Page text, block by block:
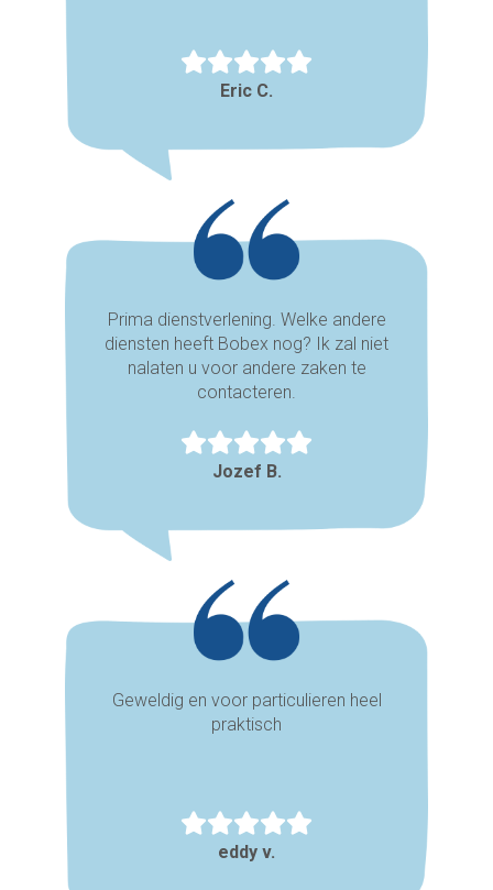
Eric C.
Prima dienstverlening. Welke andere
diensten heeft Bobex nog? Ik zal niet
nalaten u voor andere zaken te
contacteren.
Jozef B.
Geweldig en voor particulieren heel
praktisch
eddy v.